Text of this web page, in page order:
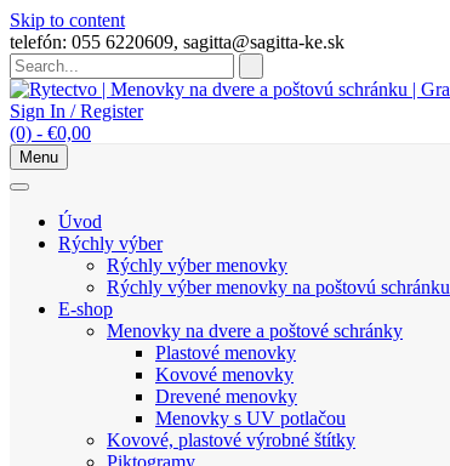
Skip to content
telefón: 055 6220609, sagitta@sagitta-ke.sk
Sign In / Register
(0) - €0,00
Menu
Úvod
Rýchly výber
Rýchly výber menovky
Rýchly výber menovky na poštovú schránku
E-shop
Menovky na dvere a poštové schránky
Plastové menovky
Kovové menovky
Drevené menovky
Menovky s UV potlačou
Kovové, plastové výrobné štítky
Piktogramy